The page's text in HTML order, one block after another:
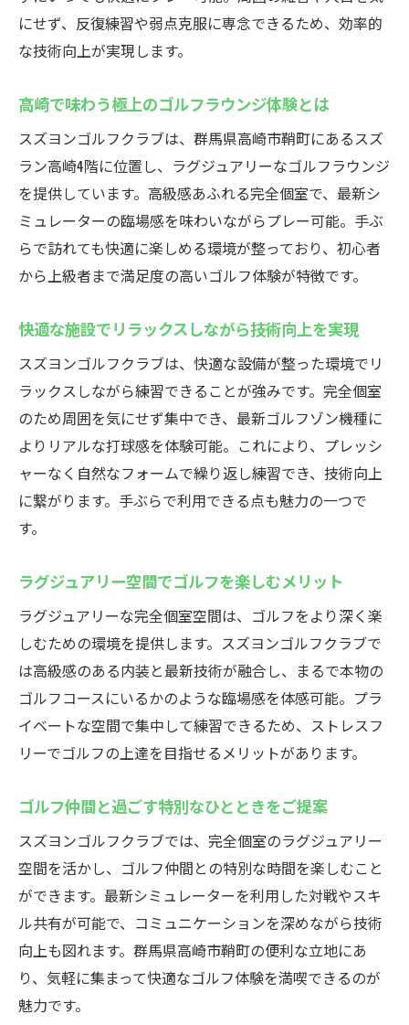
にせず、反復練習や弱点克服に専念できるため、効率的
な技術向上が実現します。
高崎で味わう極上のゴルフラウンジ体験とは
スズヨンゴルフクラブは、群馬県高崎市鞘町にあるスズ
ラン高崎4階に位置し、ラグジュアリーなゴルフラウンジ
を提供しています。高級感あふれる完全個室で、最新シ
ミュレーターの臨場感を味わいながらプレー可能。手ぶ
らで訪れても快適に楽しめる環境が整っており、初心者
から上級者まで満足度の高いゴルフ体験が特徴です。
快適な施設でリラックスしながら技術向上を実現
スズヨンゴルフクラブは、快適な設備が整った環境でリ
ラックスしながら練習できることが強みです。完全個室
のため周囲を気にせず集中でき、最新ゴルフゾン機種に
よりリアルな打球感を体験可能。これにより、プレッシ
ャーなく自然なフォームで繰り返し練習でき、技術向上
に繋がります。手ぶらで利用できる点も魅力の一つで
す。
ラグジュアリー空間でゴルフを楽しむメリット
ラグジュアリーな完全個室空間は、ゴルフをより深く楽
しむための環境を提供します。スズヨンゴルフクラブで
は高級感のある内装と最新技術が融合し、まるで本物の
ゴルフコースにいるかのような臨場感を体感可能。プラ
イベートな空間で集中して練習できるため、ストレスフ
リーでゴルフの上達を目指せるメリットがあります。
ゴルフ仲間と過ごす特別なひとときをご提案
スズヨンゴルフクラブでは、完全個室のラグジュアリー
空間を活かし、ゴルフ仲間との特別な時間を楽しむこと
ができます。最新シミュレーターを利用した対戦やスキ
ル共有が可能で、コミュニケーションを深めながら技術
向上も図れます。群馬県高崎市鞘町の便利な立地にあ
り、気軽に集まって快適なゴルフ体験を満喫できるのが
魅力です。